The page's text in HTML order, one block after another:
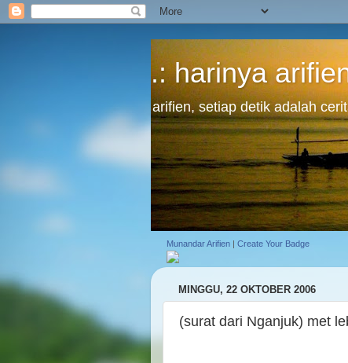
.: harinya
arifien, setiap detik adalah
Munandar Arifien | Create Your Badge
MINGGU, 22 OKTOBER 2006
(surat dari Nganjuk) met